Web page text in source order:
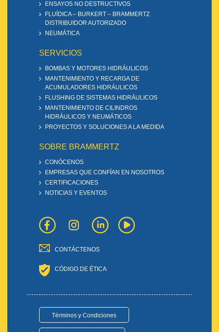
ENSAYOS NO DESTRUCTIVOS
FLUÍDICA – BURKERT – BRAMMERTZ
DISTRIBUIDOR AUTORIZADO
NEUMÁTICA
SERVICIOS
BOMBAS Y MOTORES HIDRÁULICOS
MANTENIMIENTO Y RECARGA DE
ACUMULADORES HIDRÁULICOS
FLUSHING DE SISTEMAS HIDRÁULICOS
MANTENIMIENTO DE CILINDROS
HIDRÁULICOS Y NEUMÁTICOS
PROYECTOS Y SOLUCIONES A LA MEDIDA
SOBRE BRAMMERTZ
CONÓCENOS
EMPRESAS QUE CONFÍAN EN NOSOTROS
CERTIFICACIONES
NOTICIAS Y EVENTOS
CONTÁCTENOS
CÓDIGO DE ÉTICA
Términos y Condiciones